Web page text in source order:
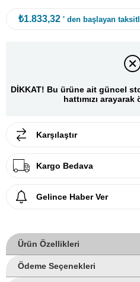
₺1.833,32 ' den başlayan
DİKKAT! Bu ürüne ait güncel
hattımızı
Karşılaştır
Kargo Bedava
Gelince Haber Ver
Ürün Özellikleri
Ödeme Seçenekleri